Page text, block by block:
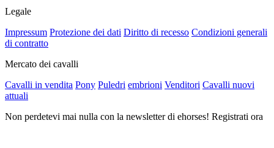
Legale
Impressum Protezione dei dati Diritto di recesso Condizioni generali
di contratto
Mercato dei cavalli
Cavalli in vendita Pony Puledri embrioni Venditori Cavalli nuovi
attuali
Non perdetevi mai nulla con la newsletter di ehorses! Registrati ora